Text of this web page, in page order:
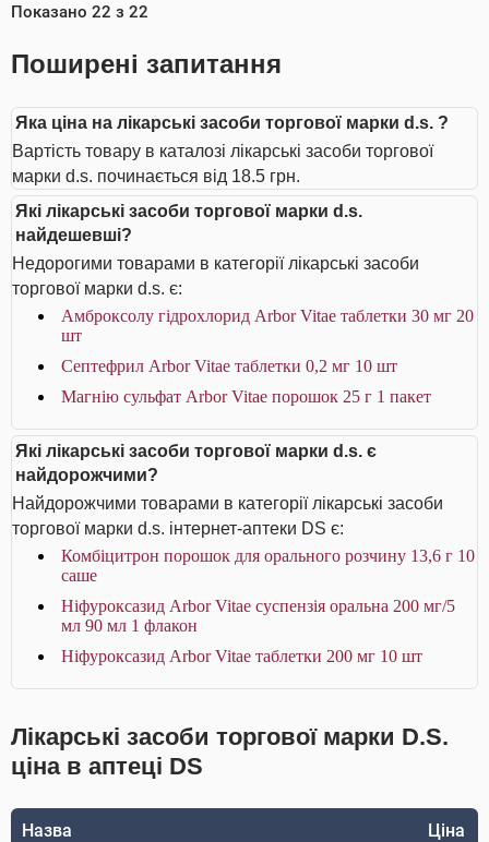
Показано 22 з 22
Поширені запитання
Яка ціна на лікарські засоби торгової марки d.s. ?
Вартість товару в каталозі лікарські засоби торгової
марки d.s. починається від 18.5 грн.
Які лікарські засоби торгової марки d.s.
найдешевші?
Недорогими товарами в категорії лікарські засоби
торгової марки d.s. є:
Амброксолу гідрохлорид Arbor Vitae таблетки 30 мг 20
шт
Септефрил Arbor Vitae таблетки 0,2 мг 10 шт
Магнію сульфат Arbor Vitae порошок 25 г 1 пакет
Які лікарські засоби торгової марки d.s. є
найдорожчими?
Найдорожчими товарами в категорії лікарські засоби
торгової марки d.s. інтернет-аптеки DS є:
Комбіцитрон порошок для орального розчину 13,6 г 10
саше
Ніфуроксазид Arbor Vitae суспензія оральна 200 мг/5
мл 90 мл 1 флакон
Ніфуроксазид Arbor Vitae таблетки 200 мг 10 шт
Лікарські засоби торгової марки D.S.
ціна в аптеці DS
Назва Ціна